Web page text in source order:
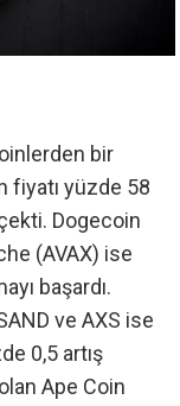
bir
fiyatı yüzde 58
Dogecoin
(AVAX) ise
başardı.
ve AXS ise
0,5 artış
Ape Coin